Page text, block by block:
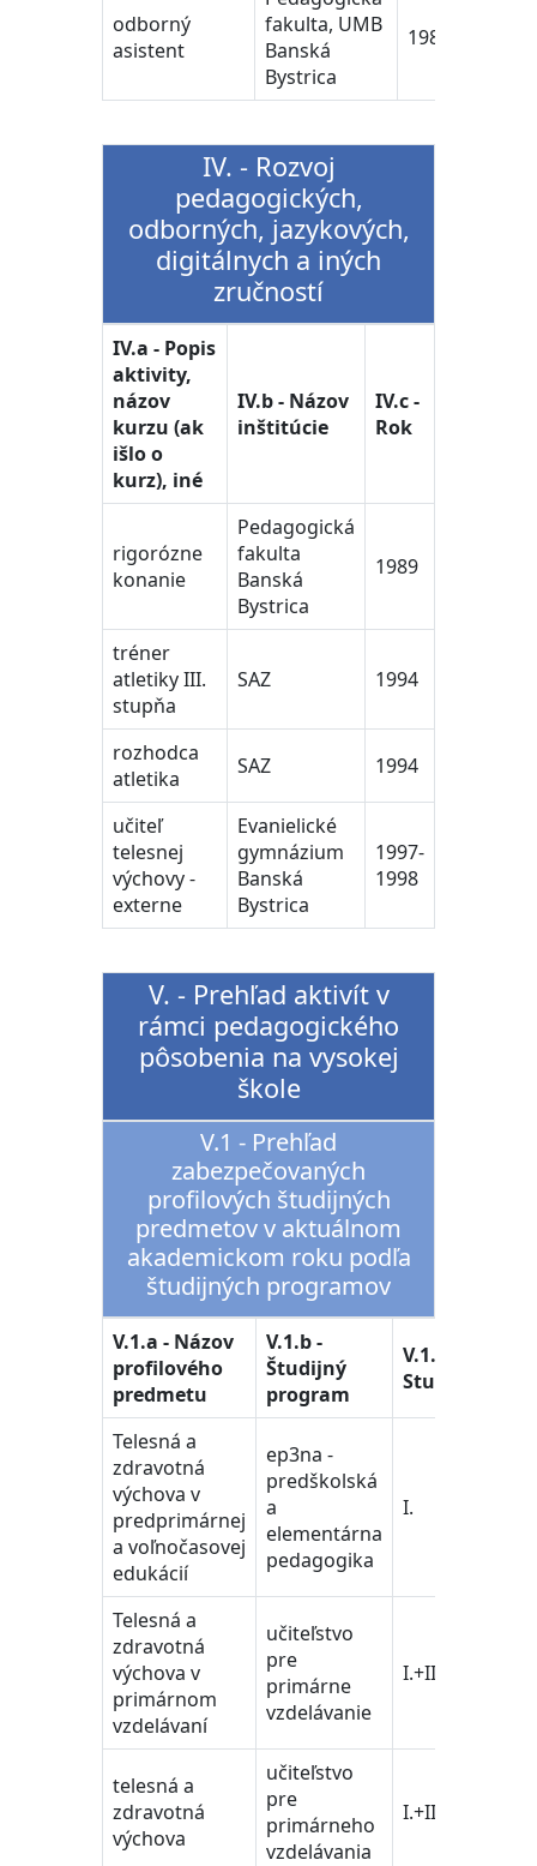
odborný
asistent
fakulta, UMB
Banská
Bystrica
1988 -2021
IV. - Rozvoj
pedagogických,
odborných, jazykových,
digitálnych a iných
zručností
IV.a - Popis
aktivity,
názov
kurzu (ak
išlo o
kurz), iné
IV.b - Názov
inštitúcie
IV.c -
Rok
rigorózne
konanie
Pedagogická
fakulta
Banská
Bystrica
1989
tréner
atletiky III.
stupňa
SAZ 1994
rozhodca
atletika
SAZ 1994
učiteľ
telesnej
výchovy -
externe
Evanielické
gymnázium
Banská
Bystrica
1997-
1998
V. - Prehľad aktivít v
rámci pedagogického
pôsobenia na vysokej
škole
V.1 - Prehľad
zabezpečovaných
profilových študijných
predmetov v aktuálnom
akademickom roku podľa
študijných programov
V.1.a - Názov
profilového
predmetu
V.1.b -
Študijný
program
V.1.c -
Stupeň
Telesná a
zdravotná
výchova v
predprimárnej
a voľnočasovej
edukácií
ep3na -
predškolská
a
elementárna
pedagogika
I.
Telesná a
zdravotná
výchova v
primárnom
vzdelávaní
učiteľstvo
pre
primárne
vzdelávanie
I.+II.
telesná a
zdravotná
výchova
učiteľstvo
pre
primárneho
vzdelávania
I.+II.